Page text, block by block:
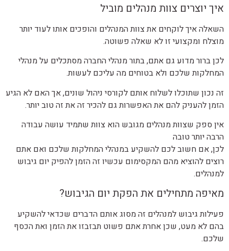
איך יוצרים צוות מנהלים מוביל
השאלה איך לוקחים את צוות המנהלים והופכים אותו לעוד יותר
מוצלח ומקצועי זו לא שאלה פשוטה.
לכן ברור מדוע גם אתם, בתור מנהלי החברה מסתכלים על מנהלי
המחלקות שלכם ולא בטוחים מה עליכם לעשות.
זה נכון שתוכלו לשלוח אותם לקורסי ניהול שונים, אך האם לא הגיע
הזמן להעניק להם את האפשרות גם להכיר זה את זה טוב יותר.
אין ספק שצוות מנהלים מגובש הוא צוות שתמיד עושה עבודה
הרבה יותר טובה
לכן, אם חשוב לכם להשקיע במנהלי המחלקות שלכם ואם אתם
רוצים להוציא מהם המקסימום עכשיו זה הזמן להפיק יום גיבוש
למנהלים.
מאיפה מתחילים את הפקת יום הגיבוש?
פעילות גיבוש למנהלים זה מסוג אותם הדברים שכדאי להשקיע
בהם לא מעט, שכן אחרת אתם פשוט תבזבזו את הזמן ואת הכסף
שלכם.